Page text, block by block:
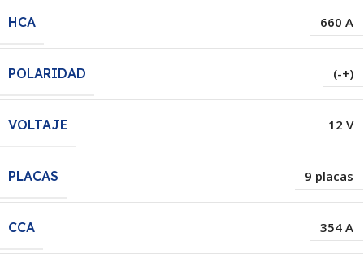
HCA 660 A
POLARIDAD (-+)
VOLTAJE 12 V
PLACAS 9 placas
CCA 354 A